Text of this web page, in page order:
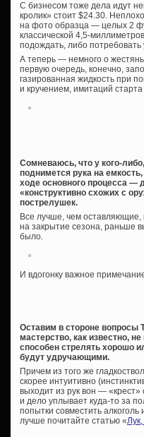
С бизнесом тоже дела идут
кролик» стоит $24.30.
на фото образца — целых 2
классической 4,5-
подождать, либо потребовать
А теперь — немного о
первую очередь, конечно,
газированная жидкость при
и кручением, имитаций
Сомневаюсь, что у кого-
поднимется рука на
ходе основного процесса —
«конструктивно схожих с
пострелушек.
Все лучше, чем оставляющие,
на закрытие сезона, раньше
было.
И вдогонку важное
Оставим в стороне вопросы
мастерство, как известно,
способен стрелять хорошо
будут удручающими.
Причем из того же
скорее интуитивно
выходит из рук вон —
и дело уплывает куда-то за
попытки совместить
лучше почитайте статью «